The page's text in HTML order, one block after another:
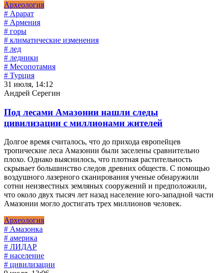
Археология
# Арарат
# Армения
# горы
# климатические изменения
# лед
# ледники
# Месопотамия
# Турция
31 июля, 14:12
Андрей Серегин
Под лесами Амазонии нашли следы
цивилизации с миллионами жителей
Долгое время считалось, что до прихода европейцев
тропические леса Амазонии были заселены сравнительно
плохо. Однако выяснилось, что плотная растительность
скрывает большинство следов древних обществ. С помощью
воздушного лазерного сканирования ученые обнаружили
сотни неизвестных земляных сооружений и предположили,
что около двух тысяч лет назад население юго-западной части
Амазонии могло достигать трех миллионов человек.
Археология
# Амазонка
# америка
# ЛИДАР
# население
# цивилизации